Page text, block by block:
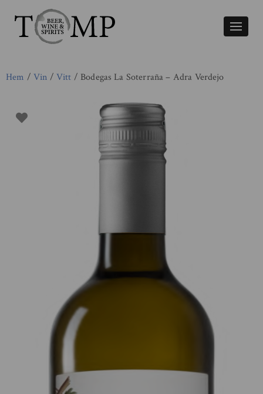
Växla
Hem / Vin / Vitt / Bodegas La Soterraña – Adra Verdejo